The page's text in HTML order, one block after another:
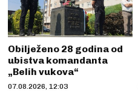
Obilježeno 28 godina od
ubistva komandanta
„Belih vukova“
07.08.2026, 12:03